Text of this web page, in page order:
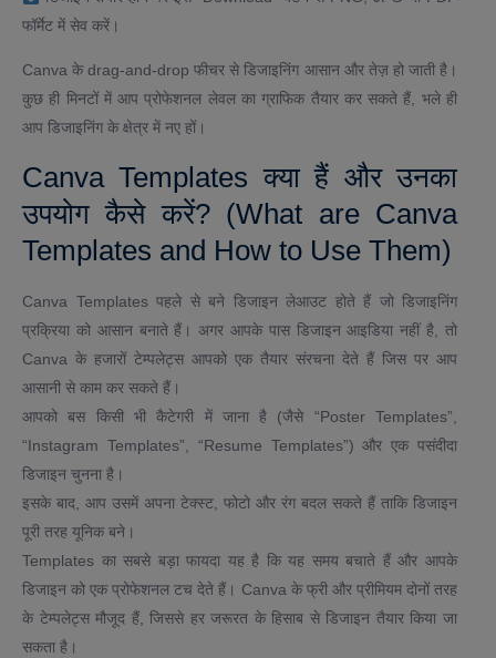
फॉर्मेट में सेव करें।
Canva के drag-and-drop फीचर से डिजाइनिंग आसान और तेज़ हो जाती है।
कुछ ही मिनटों में आप प्रोफेशनल लेवल का ग्राफिक तैयार कर सकते हैं, भले ही
आप डिजाइनिंग के क्षेत्र में नए हों।
Canva Templates क्या हैं और उनका
उपयोग कैसे करें? (What are Canva
Templates and How to Use Them)
Canva Templates पहले से बने डिजाइन लेआउट होते हैं जो डिजाइनिंग
प्रक्रिया को आसान बनाते हैं। अगर आपके पास डिजाइन आइडिया नहीं है, तो
Canva के हजारों टेम्पलेट्स आपको एक तैयार संरचना देते हैं जिस पर आप
आसानी से काम कर सकते हैं।
आपको बस किसी भी कैटेगरी में जाना है (जैसे “Poster Templates”,
“Instagram Templates”, “Resume Templates”) और एक पसंदीदा
डिजाइन चुनना है।
इसके बाद, आप उसमें अपना टेक्स्ट, फोटो और रंग बदल सकते हैं ताकि डिजाइन
पूरी तरह यूनिक बने।
Templates का सबसे बड़ा फायदा यह है कि यह समय बचाते हैं और आपके
डिजाइन को एक प्रोफेशनल टच देते हैं। Canva के फ्री और प्रीमियम दोनों तरह
के टेम्पलेट्स मौजूद हैं, जिससे हर जरूरत के हिसाब से डिजाइन तैयार किया जा
सकता है।